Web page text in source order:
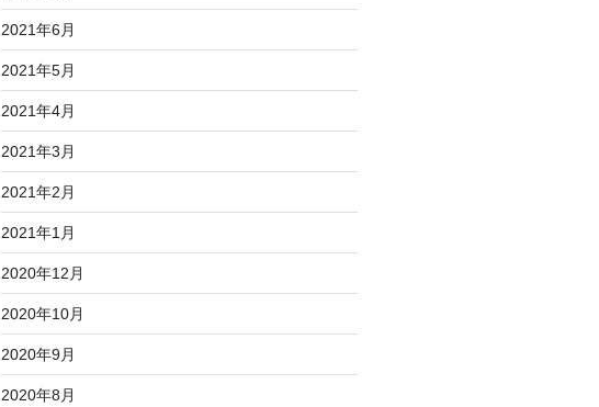
2021年6月
2021年5月
2021年4月
2021年3月
2021年2月
2021年1月
2020年12月
2020年10月
2020年9月
2020年8月